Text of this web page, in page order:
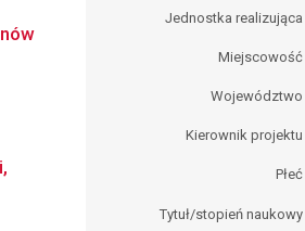
Jednostka realizująca
Miejscowość
Województwo
Kierownik projektu
Płeć
Tytuł/stopień naukowy